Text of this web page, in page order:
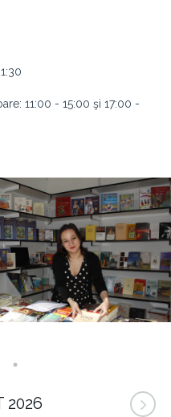
11:00 - 15:00 şi 17:00 -
2026